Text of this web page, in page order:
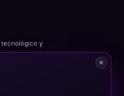
tecnológico y
internacional.
innovación y